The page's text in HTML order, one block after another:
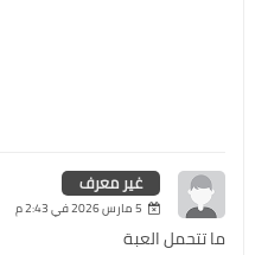
غير معرف
5 مارس 2026 في 2:43 م
ما تتحمل العبة